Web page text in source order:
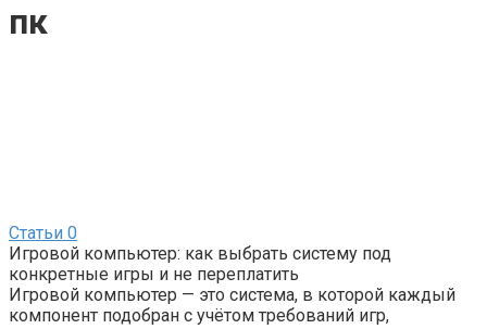
пк
Статьи 0
Игровой компьютер: как выбрать систему под
конкретные игры и не переплатить
Игровой компьютер — это система, в которой каждый
компонент подобран с учётом требований игр,